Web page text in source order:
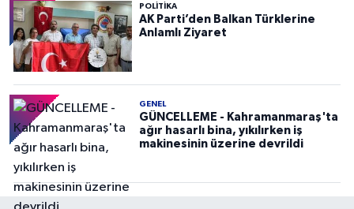
POLITIKA
AK Parti’den Balkan Türklerine
Anlamlı Ziyaret
GENEL
GÜNCELLEME - Kahramanmaraş'ta
ağır hasarlı bina, yıkılırken iş
makinesinin üzerine devrildi